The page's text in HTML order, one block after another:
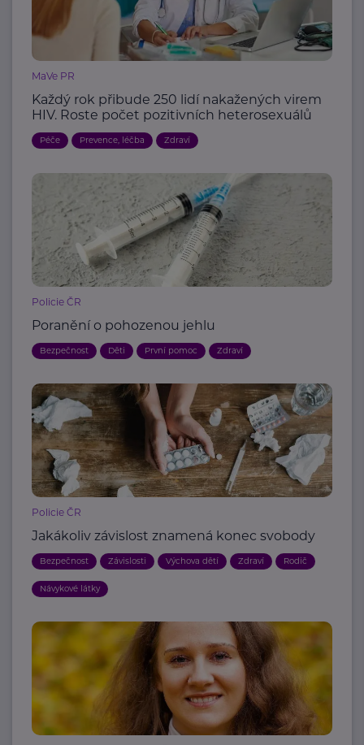
MaVe PR
Každý rok přibude 250 lidí nakažených virem
HIV. Roste počet pozitivních heterosexuálů
Péče Prevence, léčba Zdraví
Policie ČR
Poranění o pohozenou jehlu
Bezpečnost Děti První pomoc Zdraví
Policie ČR
Jakákoliv závislost znamená konec svobody
Bezpečnost Závislosti Výchova dětí Zdraví Rodič
Návykové látky